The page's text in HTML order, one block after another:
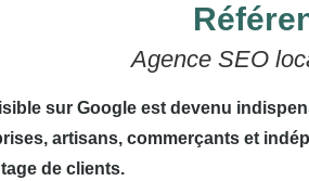
Agence SEO
sur Google est devenu
artisans, commerçants et
de clients.